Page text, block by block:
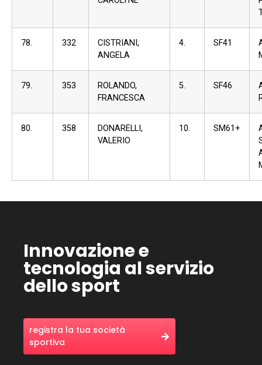
78. 332
CISTRIANI,
ANGELA
4. SF41
79. 353
ROLANDO,
FRANCESCA
5. SF46
80. 358
DONARELLI,
VALERIO
10. SM61+
Innovazione e
tecnologia al servizio
dello sport
registra la tua società
sportiva